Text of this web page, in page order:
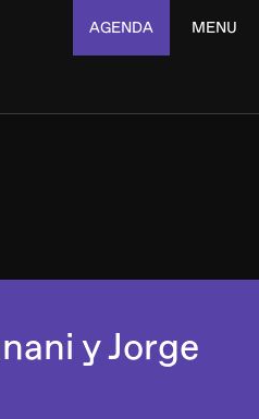
AGENDA MENU
y Jorge